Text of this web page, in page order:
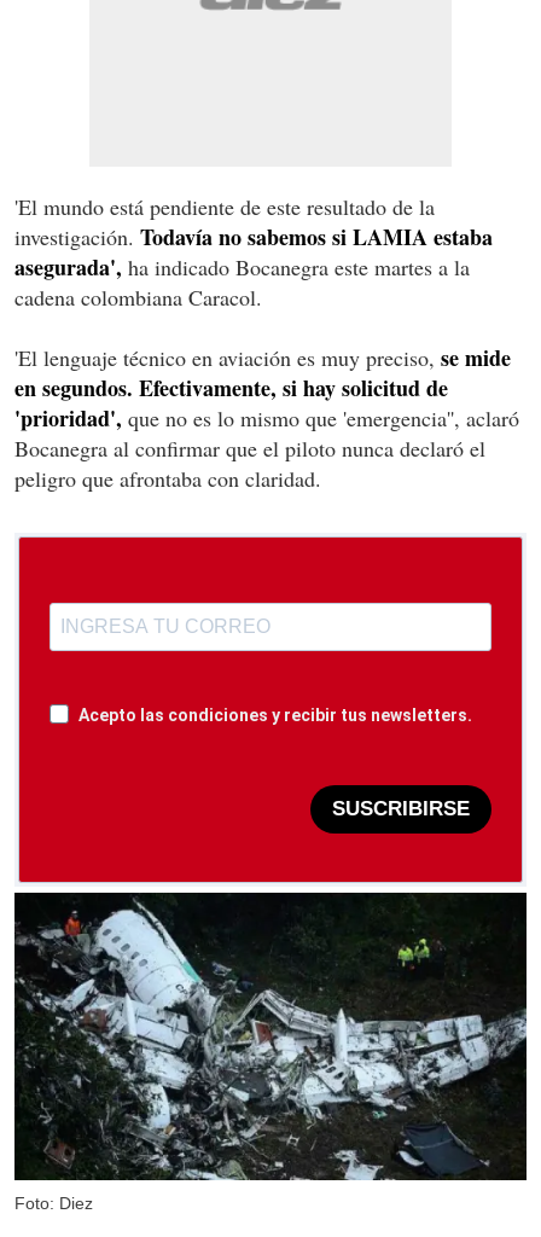
'El mundo está pendiente de este resultado de la
investigación. Todavía no sabemos si LAMIA estaba
asegurada', ha indicado Bocanegra este martes a la
cadena colombiana Caracol.
'El lenguaje técnico en aviación es muy preciso, se mide
en segundos. Efectivamente, si hay solicitud de
'prioridad', que no es lo mismo que 'emergencia'', aclaró
Bocanegra al confirmar que el piloto nunca declaró el
peligro que afrontaba con claridad.
Acepto las condiciones y recibir tus newsletters.
SUSCRIBIRSE
Foto: Diez